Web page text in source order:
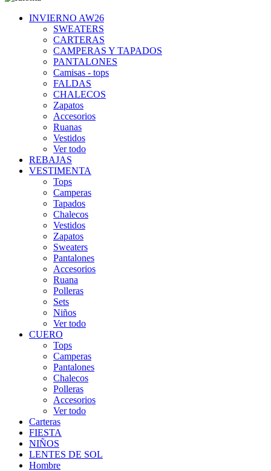
INVIERNO AW26
SWEATERS
CARTERAS
CAMPERAS Y TAPADOS
PANTALONES
Camisas - tops
FALDAS
CHALECOS
Zapatos
Accesorios
Ruanas
Vestidos
Ver todo
REBAJAS
VESTIMENTA
Tops
Camperas
Tapados
Chalecos
Vestidos
Zapatos
Sweaters
Pantalones
Accesorios
Ruana
Polleras
Sets
Niños
Ver todo
CUERO
Tops
Camperas
Pantalones
Chalecos
Polleras
Accesorios
Ver todo
Carteras
FIESTA
NIÑOS
LENTES DE SOL
Hombre